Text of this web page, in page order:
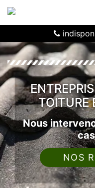
TOITURE
Nous
NOS